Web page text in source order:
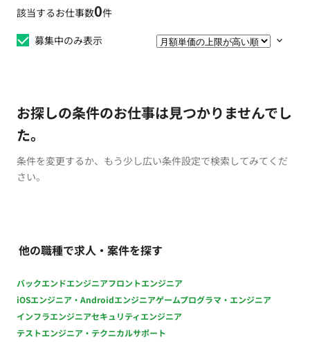
該当するお仕事数0件
募集中のみ表示
お探しの条件のお仕事は見つかりませんでし
た。
条件を変更するか、もう少し広い条件設定で検索してみてくだ
さい。
他の職種で求人・案件を探す
バックエンドエンジニアフロントエンジニア
iOSエンジニア・Androidエンジニアゲームプログラマ・エンジニア
インフラエンジニアセキュリティエンジニア
テストエンジニア・テクニカルサポート